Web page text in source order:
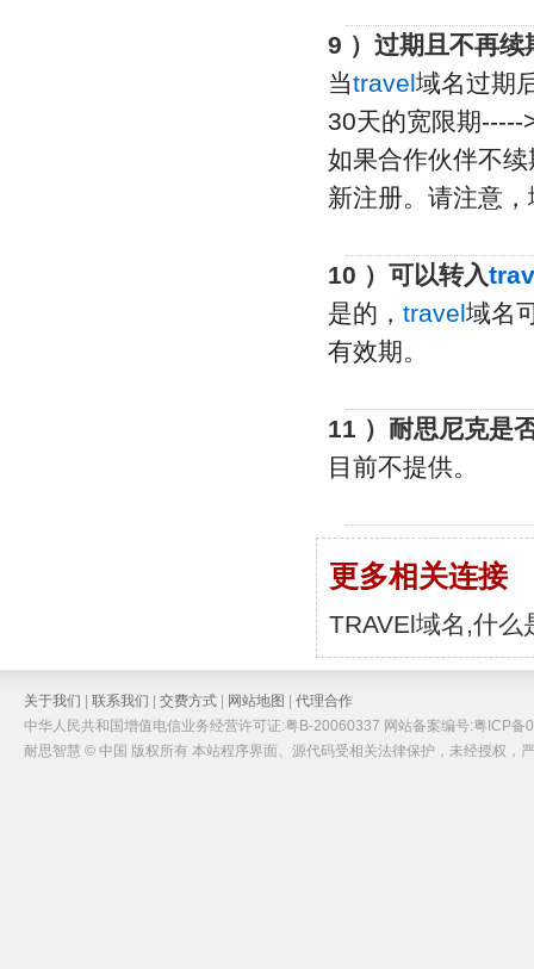
9 ）过期且不再续
当travel域名过期
30天的宽限期-----
如果合作伙伴不
新注册。请注意
10 ）可以转入
是的， travel域名
有效期。
11 ）耐思尼克是
目前不提供。
更多相关连接
TRAVEl域名,什么
关于我们 联系我们 交费方式 网站地图
代理合作
中华人民共和国增值电信业务经营许可证:粤B-20060337 网站备案编号:粤ICP备
耐思智慧 © 中国 版权所有 本站程序界面、源代码受相关法律保护，未经授权，